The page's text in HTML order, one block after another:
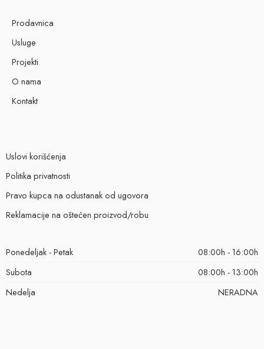
Prodavnica
Usluge
Projekti
O nama
Kontakt
Uslovi korišćenja
Politika privatnosti
Pravo kupca na odustanak od ugovora
Reklamacije na oštećen proizvod/robu
Ponedeljak - Petak
08:00h - 16:00h
Subota
08:00h - 13:00h
Nedelja
NERADNA